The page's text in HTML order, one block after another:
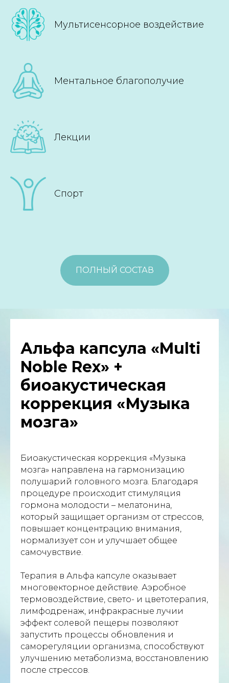
Мультисенсорное воздействие
Ментальное благополучие
Лекции
Спорт
ПОЛНЫЙ СОСТАВ
Альфа капсула «Multi
Noble Rex» +
биоакустическая
коррекция «Музыка
мозга»
Биоакустическая коррекция «Музыка
мозга» направлена на гармонизацию
полушарий головного мозга. Благодаря
процедуре происходит стимуляция
гормона молодости – мелатонина,
который защищает организм от стрессов,
повышает концентрацию внимания,
нормализует сон и улучшает общее
самочувствие.
Терапия в Альфа капсуле оказывает
многовекторное действие. Аэробное
термовоздействие, свето- и цветотерапия,
лимфодренаж, инфракрасные лучии
эффект солевой пещеры позволяют
запустить процессы обновления и
саморегуляции организма, способствуют
улучшению метаболизма, восстановлению
после стрессов.